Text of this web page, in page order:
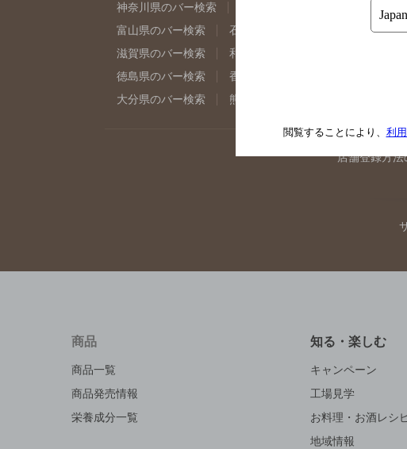
神奈川県のバー検索
埼玉県の
富山県のバー検索
石川県のバー検索 福井県のバ
滋賀県のバー検索
和歌山県のバー検索
徳島県のバー検索
香川県のバー検索
大分県のバー検索
熊本県のバー検索
店舗登録方法
商品
商品一覧
商品発売情報
栄養成分一覧
知る・楽しむ
キャンペーン
工場見学
お料理・お酒レシ
地域情報
閲覧することにより、 利